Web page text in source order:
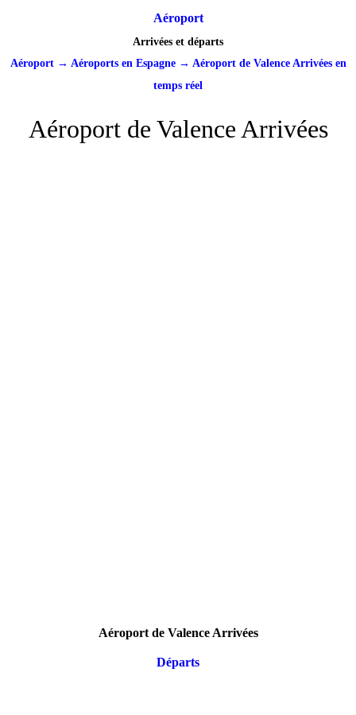
Aéroport
Arrivées et départs
Aéroport→ Aéroports en Espagne→ Aéroport de Valence Arrivées en
temps réel
Aéroport de Valence Arrivées
Aéroport de Valence Arrivées
Départs